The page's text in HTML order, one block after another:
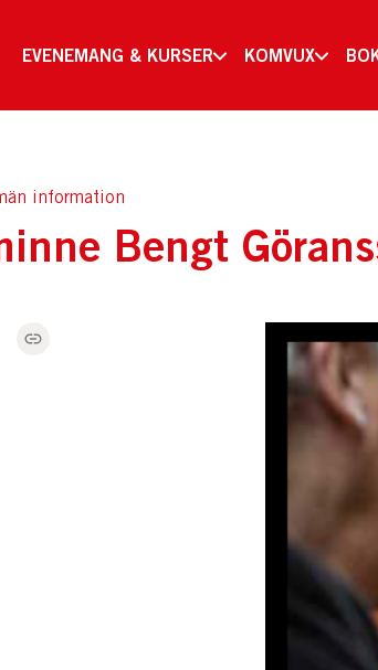
EVENEMANG & KURSER KOMVUX
information
Bengt